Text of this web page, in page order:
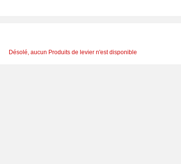
Désolé, aucun Produits de levier n'est disponible